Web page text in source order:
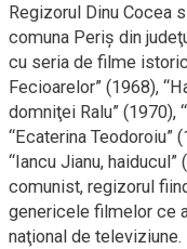
Regizorul Dinu Cocea
comuna Periş din
cu seria de filme
Fecioarelor” (1968),
domniţei Ralu” (1970),
“Ecaterina Teodoroiu”
“Iancu Jianu,
comunist, regizorul
genericele filmelor ce
naţional de